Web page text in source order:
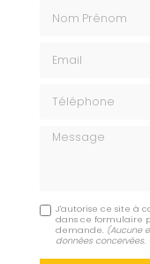
Message
J'autorise ce site à
dans ce formulaire
demande. (Aucune
données concervées.